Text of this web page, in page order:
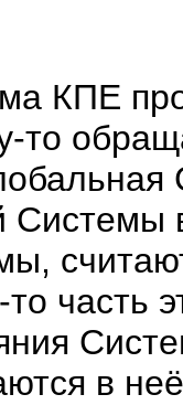
КПЕ
то
часть
в